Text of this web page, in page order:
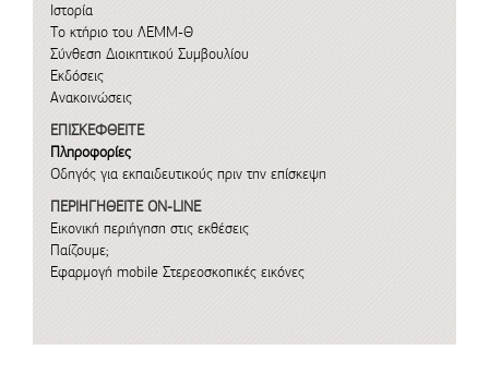
Ιστορία
Το κτήριο του ΛΕΜΜ-Θ
Σύνθεση Διοικητικού Συμβουλίου
Εκδόσεις
Ανακοινώσεις
ΕΠΙΣΚΕΦΘΕΙΤΕ
Πληροφορίες
Οδηγός για εκπαιδευτικούς πριν την επίσκεψη
ΠΕΡΙΗΓΗΘΕΙΤΕ ON-LINE
Εικονική περιήγηση στις εκθέσεις
Παίζουμε;
Εφαρμογή mobile Στερεοσκοπικές εικόνες